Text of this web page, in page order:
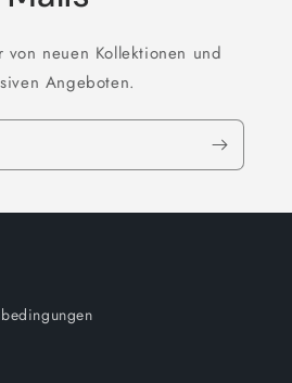
von neuen Kollektionen und
Angeboten.